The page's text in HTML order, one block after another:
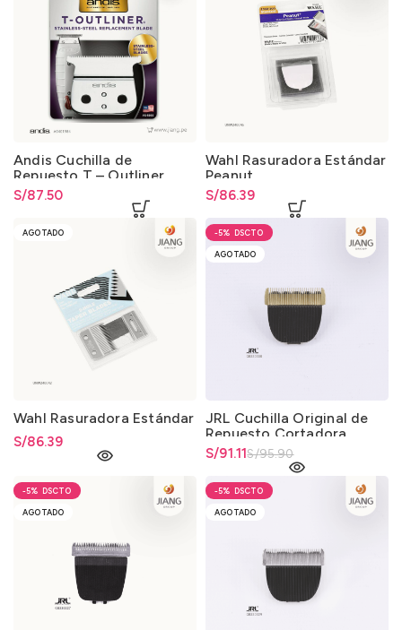
Andis Cuchilla de
Repuesto T – Outliner
S/87.50
Wahl Rasuradora Estándar
Peanut
S/86.39
AGOTADO
Wahl Rasuradora Estándar
S/86.39
-5%
AGOTADO
JRL Cuchilla Original de
Repuesto Cortadora
1040-1090
S/95.90
El precio original era:
S/91.11
El precio actual es: S/91.11.
-5%
AGOTADO
-5%
AGOTADO